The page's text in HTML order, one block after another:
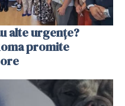
alte urgențe?
promite